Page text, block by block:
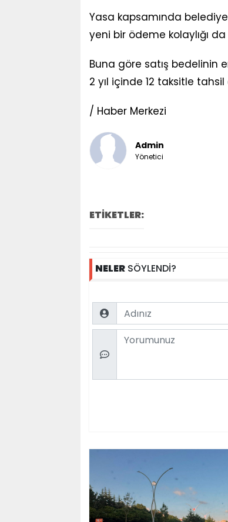
Yasa kapsamında
yeni bir ödeme kolaylığı
Buna göre satış bedelinin
2 yıl içinde 12 taksitle
/ Haber Merkezi
Admin
Yönetici
ETİKETLER:
NELERSÖYLENDİ?
Name
Comment